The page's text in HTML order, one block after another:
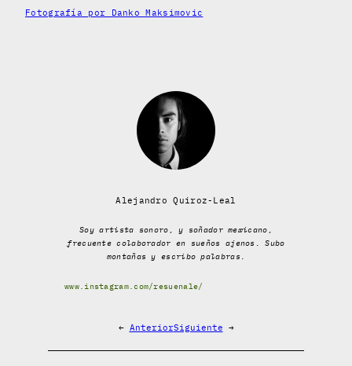
Fotografía por Danko Maksimovic
Alejandro Quiroz-Leal
Soy artista sonoro, y soñador mexicano,
frecuente colaborador en sueños ajenos. Subo
montañas y escribo palabras.
www.instagram.com/resuenale/
← AnteriorSiguiente →